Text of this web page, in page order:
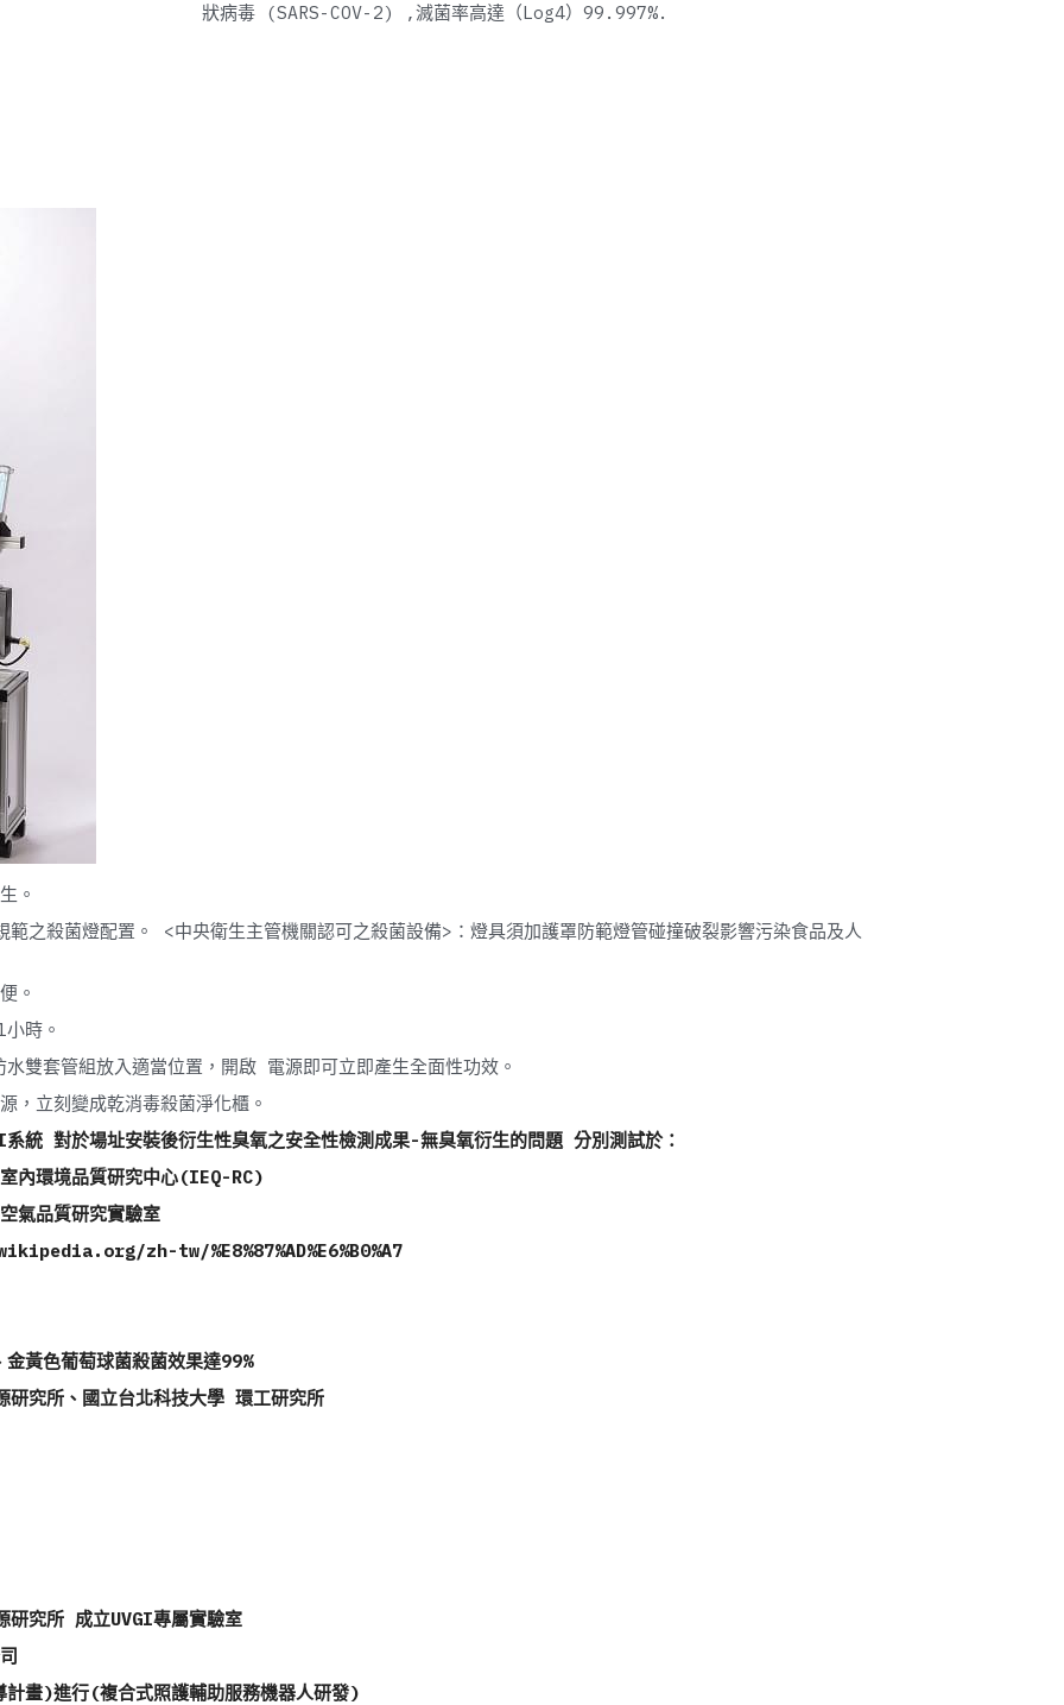
狀病毒 (SARS-COV-2) ,滅菌率高達（Log4）99.997%.
。
範之殺菌燈配置。 <中央衛生主管機關認可之殺菌設備>：燈具須加護罩防範燈管碰撞破裂影響污染食品及人
。
時。
雙套管組放入適當位置，開啟 電源即可立即產生全面性功效。
，立刻變成乾消毒殺菌淨化櫃。
統 對於場址安裝後衍生性臭氧之安全性檢測成果-無臭氧衍生的問題 分別測試於：
內環境品質研究中心(IEQ-RC)
氣品質研究實驗室
zh-tw/%E8%87%AD%E6%B0%A7
黃色葡萄球菌殺菌效果達99%
究所、國立台北科技大學 環工研究所
究所 成立UVGI專屬實驗室
畫)進行(複合式照護輔助服務機器人研發)